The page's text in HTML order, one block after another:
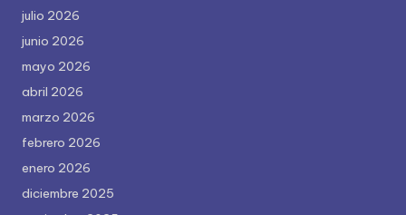
julio 2026
junio 2026
mayo 2026
abril 2026
marzo 2026
febrero 2026
enero 2026
diciembre 2025